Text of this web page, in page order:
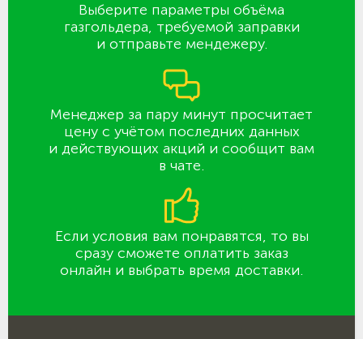
Выберите параметры объёма
газгольдера, требуемой заправки
и отправьте мендежеру.
Менеджер за пару минут просчитает
цену с учётом последних данных
и действующих акций и сообщит вам
в чате.
Если условия вам понравятся, то вы
сразу сможете оплатить заказ
онлайн и выбрать время доставки.